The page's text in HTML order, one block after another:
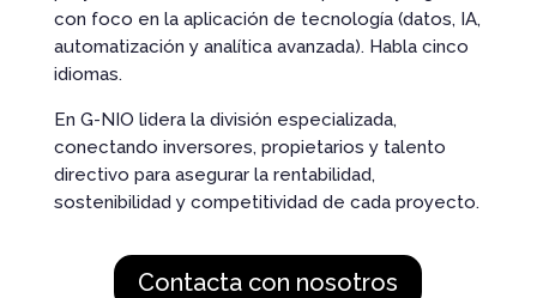
con foco en la aplicación de tecnología (datos, IA,
automatización y analítica avanzada). Habla cinco
idiomas.
En G-NIO lidera la división especializada,
conectando inversores, propietarios y talento
directivo para asegurar la rentabilidad,
sostenibilidad y competitividad de cada proyecto.
Contacta con nosotros